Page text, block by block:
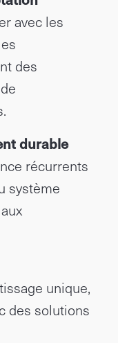
avec les
des
durable
récurrents
système
unique,
des solutions